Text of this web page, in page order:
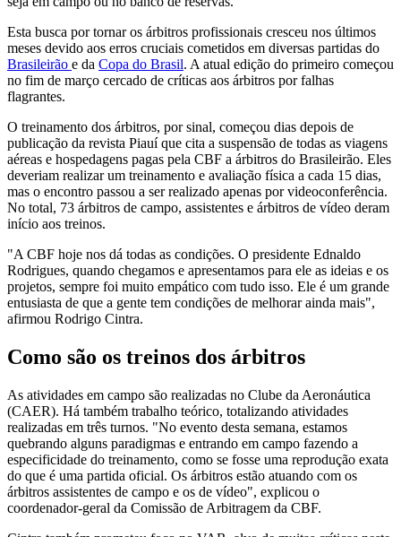
Esta busca por tornar os árbitros profissionais cresceu nos últimos
meses devido aos erros cruciais cometidos em diversas partidas do
Brasileirão e da Copa do Brasil. A atual edição do primeiro começou
no fim de março cercado de críticas aos árbitros por falhas
flagrantes.
O treinamento dos árbitros, por sinal, começou dias depois de
publicação da revista Piauí que cita a suspensão de todas as viagens
aéreas e hospedagens pagas pela CBF a árbitros do Brasileirão. Eles
deveriam realizar um treinamento e avaliação física a cada 15 dias,
mas o encontro passou a ser realizado apenas por videoconferência.
No total, 73 árbitros de campo, assistentes e árbitros de vídeo deram
início aos treinos.
"A CBF hoje nos dá todas as condições. O presidente Ednaldo
Rodrigues, quando chegamos e apresentamos para ele as ideias e os
projetos, sempre foi muito empático com tudo isso. Ele é um grande
entusiasta de que a gente tem condições de melhorar ainda mais",
afirmou Rodrigo Cintra.
Como são os treinos dos árbitros
As atividades em campo são realizadas no Clube da Aeronáutica
(CAER). Há também trabalho teórico, totalizando atividades
realizadas em três turnos. "No evento desta semana, estamos
quebrando alguns paradigmas e entrando em campo fazendo a
especificidade do treinamento, como se fosse uma reprodução exata
do que é uma partida oficial. Os árbitros estão atuando com os
árbitros assistentes de campo e os de vídeo", explicou o
coordenador-geral da Comissão de Arbitragem da CBF.